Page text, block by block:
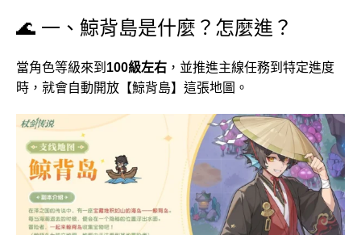
🌊 一、鯨背島是什麼？怎麼進？
當角色等級來到 100級左右 ，並推進主線任務到特定進度
時，就會自動開放【鯨背島】這張地圖。